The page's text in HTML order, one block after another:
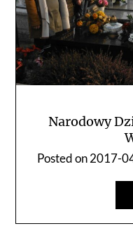
Narodowy
Posted on2017-